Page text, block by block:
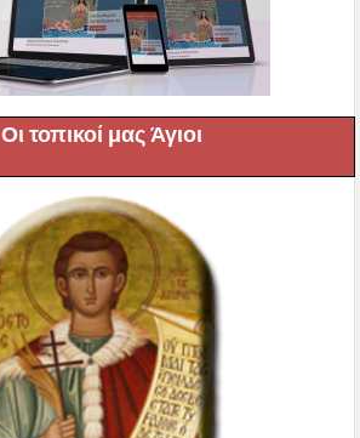
Οι τοπικοί μας Άγιοι